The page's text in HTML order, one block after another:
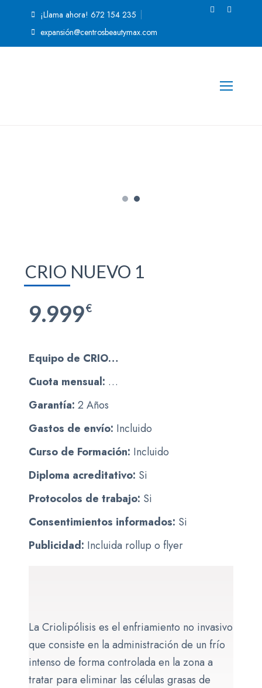
¡Llama ahora! 672 154 235
expansión@centrosbeautymax.com
CRIO NUEVO 1
9.999€
Equipo de CRIO…
Cuota mensual: …
Garantía: 2 Años
Gastos de envío: Incluido
Curso de Formación: Incluido
Diploma acreditativo: Si
Protocolos de trabajo: Si
Consentimientos informados: Si
Publicidad: Incluida rollup o flyer
La Criolipólisis es el enfriamiento no invasivo
que consiste en la administración de un frío
intenso de forma controlada en la zona a
tratar para eliminar las células grasas de